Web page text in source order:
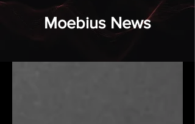
Moebius News